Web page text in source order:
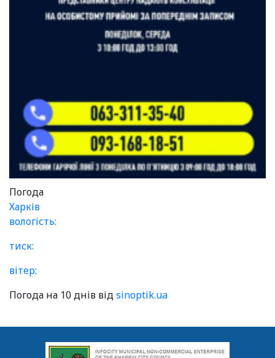
Погода
Харків
вологість:
тиск:
вітер:
Погода на 10 днів відsinoptik.ua